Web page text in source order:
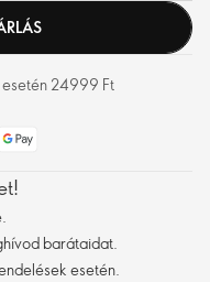
esetén 24999 Ft
barátaidat.
esetén.